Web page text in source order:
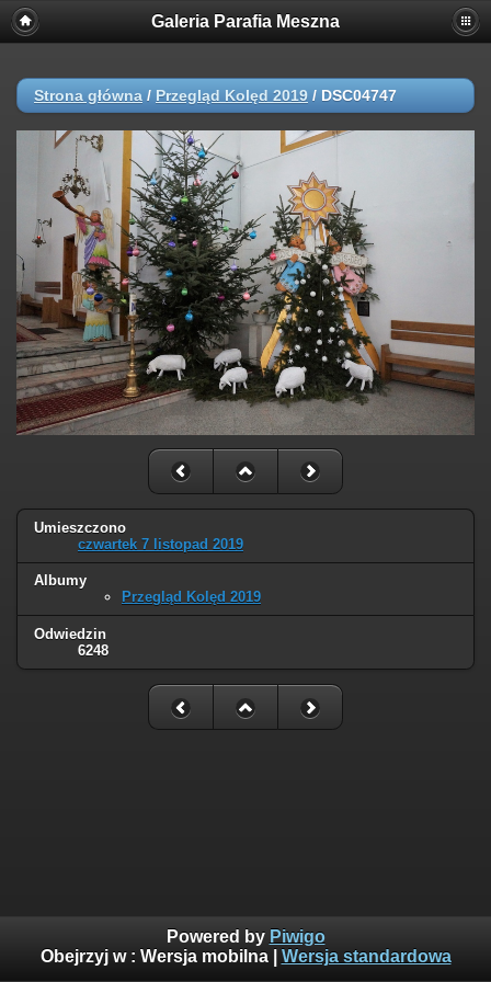
Galeria Parafia Meszna
Strona główna / Przegląd Kolęd 2019 / DSC04747
Umieszczono
czwartek 7 listopad 2019
Albumy
Przegląd Kolęd 2019
Odwiedzin
6248
Powered by Piwigo
Obejrzyj w : Wersja mobilna| Wersja standardowa